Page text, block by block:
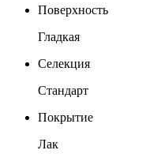
Поверхность
Гладкая
Селекция
Стандарт
Покрытие
Лак